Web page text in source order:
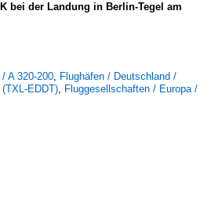
bei der Landung in Berlin-Tegel am
A 320-200, Flughäfen / Deutschland /
EDDT), Fluggesellschaften / Europa /